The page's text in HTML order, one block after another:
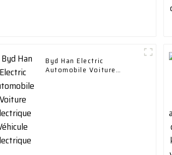
Byd Han Electric
Automobile Voiture